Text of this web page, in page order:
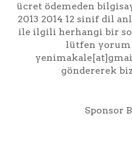
ücret ödemeden
2013 2014 12 sinif dil
ile ilgili herhangi bir
lütfen yorum
göndererek
Sponsor